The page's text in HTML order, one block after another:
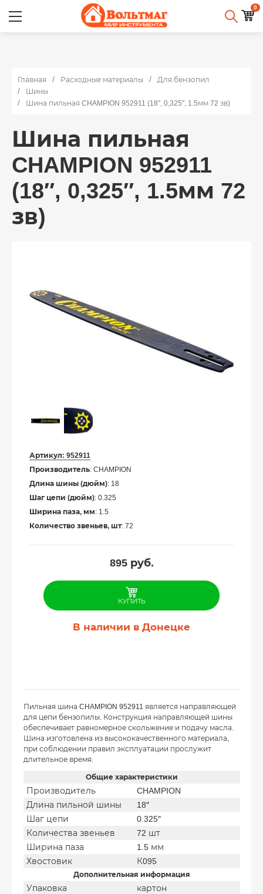
0
Главная Расходные материалы
Для бензопил
Шины
Шина пильная CHAMPION 952911 (18″, 0,325", 1.5мм 72 зв)
Шина пильная
CHAMPION 952911
(18″, 0,325″, 1.5мм 72
зв)
Артикул: 952911
Производитель: CHAMPION
Длина шины (дюйм): 18
Шаг цепи (дюйм): 0.325
Ширина паза, мм: 1.5
Количество звеньев, шт: 72
895руб.
КУПИТЬ
В наличии в Донецке
Пильная шина CHAMPION 952911 является направляющей
для цепи бензопилы. Конструкция направляющей шины
обеспечивает равномерное скольжение и подачу масла.
Шина изготовлена из высококачественного материала,
при соблюдении правил эксплуатации прослужит
длительное время.
Общие характеристики
Производитель
CHAMPION
Длина пильной шины
18″
Шаг цепи
0.325″
Количества звеньев
72 шт
Ширина паза
1.5 мм
Хвостовик
К095
Дополнительная информация
Упаковка
картон